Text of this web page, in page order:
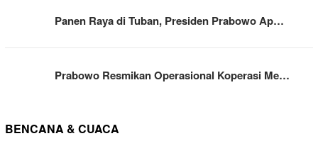
Panen Raya di Tuban, Presiden Prabowo Ap…
Prabowo Resmikan Operasional Koperasi Me…
BENCANA & CUACA